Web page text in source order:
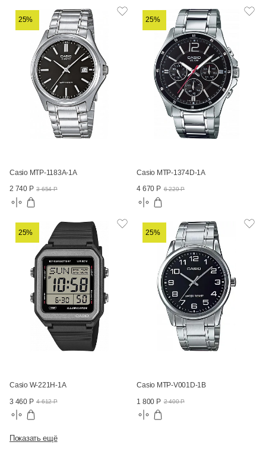
25%
Casio MTP-1183A-1A
2 740 Р 3 654 Р
25%
Casio MTP-1374D-1A
4 670 Р 6 229 Р
25%
Casio W-221H-1A
3 460 Р 4 612 Р
25%
Casio MTP-V001D-1B
1 800 Р 2 400 Р
Показать ещё